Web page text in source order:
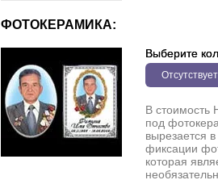
ФОТОКЕРАМИКА:
Выберите
Отсутствует
В стоимость
под
вырезается
фиксации
которая